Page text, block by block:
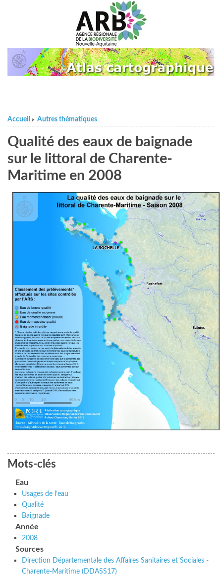
Accueil > Autres thématiques
Qualité des eaux de baignade
sur le littoral de Charente-
Maritime en 2008
Mots-clés
Eau
Usages de l’eau
Qualité
Baignade
Année
2008
Sources
Direction Départementale des Affaires Sanitaires et Sociales -
Charente-Maritime (DDASS17)